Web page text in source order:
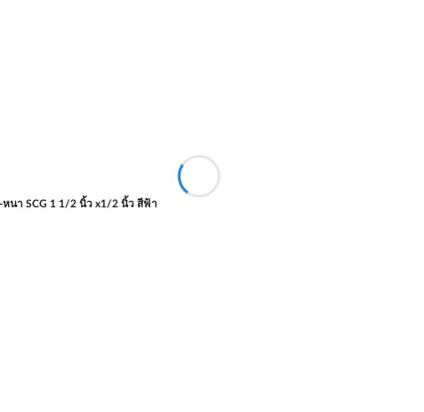
นา SCG 1 1/2 นิ้ว x1/2 นิ้ว สีฟ้า